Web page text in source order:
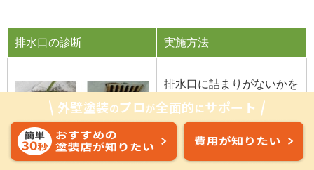
排水口の診断 実施方法
排水口に詰まりがないかを
確認する。
使用ツール 評価のポイント
外壁塗装のプロが全面的にサポート